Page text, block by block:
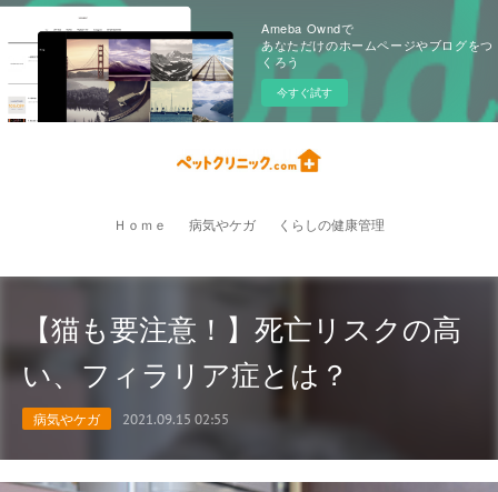
Ameba Owndで
あなただけのホームページやブログをつ
くろう
今すぐ試す
Ｈｏｍｅ 病気やケガ くらしの健康管理
【猫も要注意！】死亡リスクの高
い、フィラリア症とは？
病気やケガ 2021.09.15 02:55